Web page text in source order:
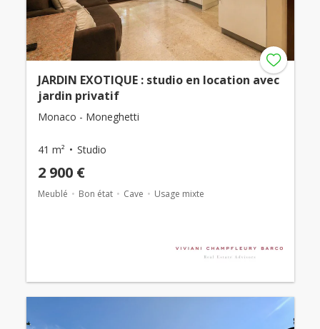
JARDIN EXOTIQUE : studio en location avec
jardin privatif
Monaco - Moneghetti
41 m² Studio
2 900 €
Meublé Bon état Cave Usage mixte